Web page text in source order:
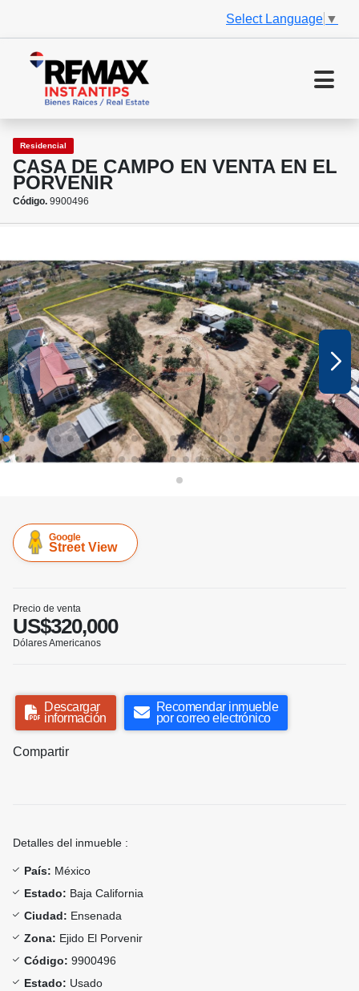
Select Language ▼
Residencial
CASA DE CAMPO EN VENTA EN EL
PORVENIR
Código. 9900496
Google
Street View
Precio de venta
US$320,000
Dólares Americanos
Descargar
información
Recomendar inmueble
por correo electrónico
Compartir
Detalles del inmueble :
País: México
Estado: Baja California
Ciudad: Ensenada
Zona: Ejido El Porvenir
Código: 9900496
Estado: Usado